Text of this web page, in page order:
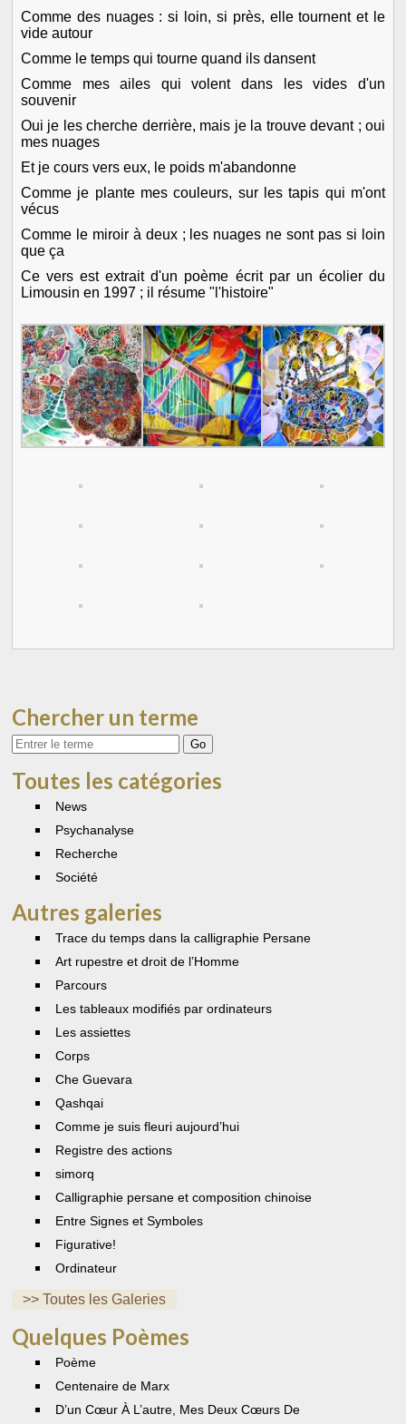
Comme des nuages : si loin, si près, elle tournent et le
vide autour
Comme le temps qui tourne quand ils dansent
Comme mes ailes qui volent dans les vides d'un
souvenir
Oui je les cherche derrière, mais je la trouve devant ; oui
mes nuages
Et je cours vers eux, le poids m'abandonne
Comme je plante mes couleurs, sur les tapis qui m'ont
vécus
Comme le miroir à deux ; les nuages ne sont pas si loin
que ça
Ce vers est extrait d'un poème écrit par un écolier du
Limousin en 1997 ; il résume "l'histoire"
Chercher un terme
Votre
recherche
Toutes les catégories
News
Psychanalyse
Recherche
Société
Autres galeries
Trace du temps dans la calligraphie Persane
Art rupestre et droit de l’Homme
Parcours
Les tableaux modifiés par ordinateurs
Les assiettes
Corps
Che Guevara
Qashqai
Comme je suis fleuri aujourd’hui
Registre des actions
simorq
Calligraphie persane et composition chinoise
Entre Signes et Symboles
Figurative!
Ordinateur
>> Toutes les Galeries
Quelques Poèmes
Poème
Centenaire de Marx
D’un Cœur À L’autre, Mes Deux Cœurs De